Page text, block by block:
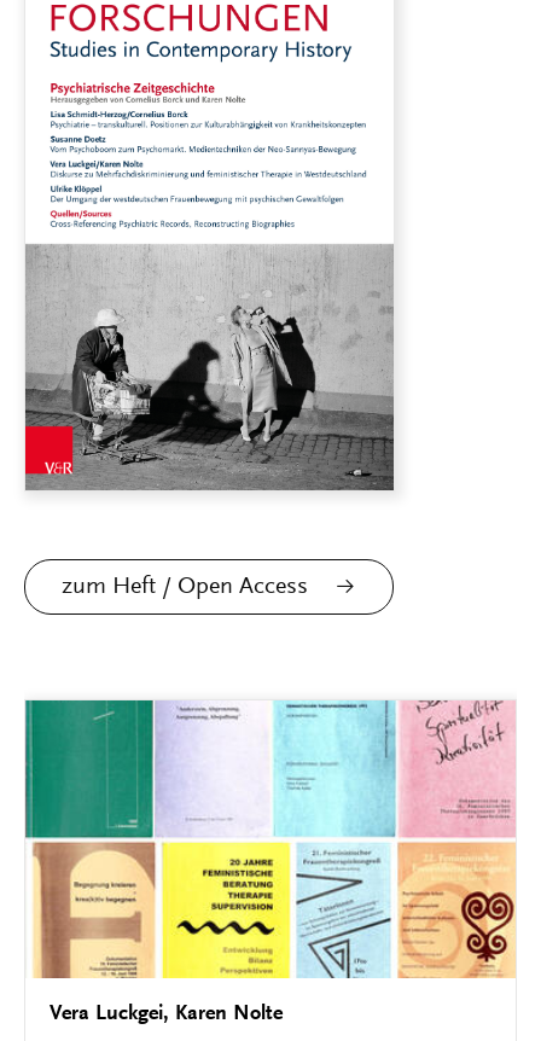
zum Heft / Open Access
Uta Hinz, Chantal Marazia, Heiner Fangerau